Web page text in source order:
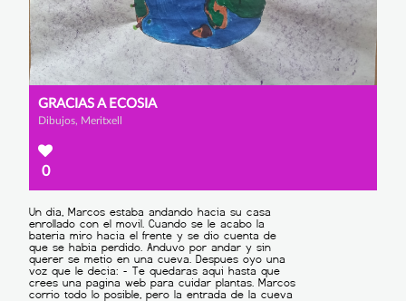
GRACIAS A ECOSIA
Dibujos, Meritxell
0